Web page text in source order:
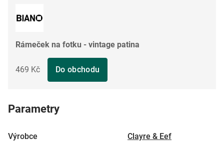
Rámeček na fotku - vintage patina
469 Kč Do obchodu
Parametry
Výrobce Clayre & Eef